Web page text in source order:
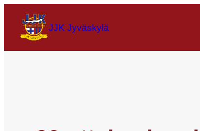
JJK Jyväskylä